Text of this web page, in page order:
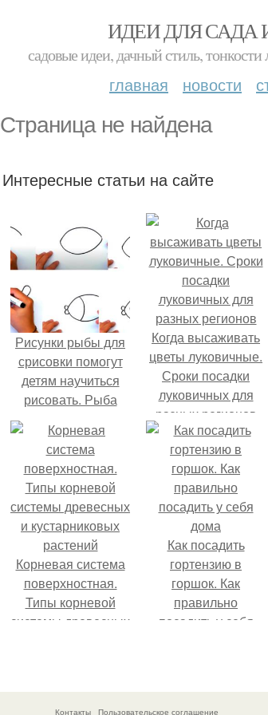
ИДЕИ ДЛЯ САДА
садовые идеи, дачный стиль,
главная новости
Страница не найдена
Интересные статьи на сайте
Рисунки рыбы для
срисовки помогут
детям научиться
рисовать. Рыба
рисунок для детей
поэтапно
карандашом
Когда высаживать
цветы луковичные.
Сроки посадки
луковичных для
разных регионов
Корневая система
поверхностная.
Типы корневой
системы древесных
Как посадить
гортензию в
горшок. Как
правильно
посадить у себя
Контакты Пользовательское соглашение